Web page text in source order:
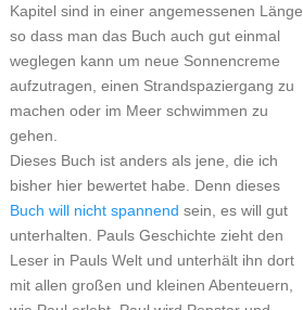
Kapitel sind in einer angemessenen Länge,
so dass man das Buch auch gut einmal
weglegen kann um neue Sonnencreme
aufzutragen, einen Strandspaziergang zu
machen oder im Meer schwimmen zu
gehen.
Dieses Buch ist anders als jene, die ich
bisher hier bewertet habe. Denn dieses
Buch will nicht spannend sein, es will gut
unterhalten. Pauls Geschichte zieht den
Leser in Pauls Welt und unterhält ihn dort
mit allen großen und kleinen Abenteuern,